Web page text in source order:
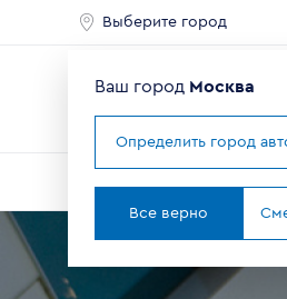
Выберите город
Ваш город Москва
Определить город
Все верно